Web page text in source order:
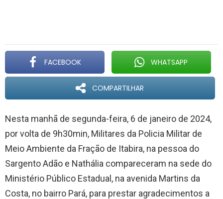
FACEBOOK WHATSAPP
COMPARTILHAR
Nesta manhã de segunda-feira, 6 de janeiro de 2024,
por volta de 9h30min, Militares da Policia Militar de
Meio Ambiente da Fração de Itabira, na pessoa do
Sargento Adão e Nathália compareceram na sede do
Ministério Público Estadual, na avenida Martins da
Costa, no bairro Pará, para prestar agradecimentos a